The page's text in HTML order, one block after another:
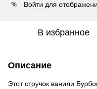
% Войти для
В избранное
Описание
Этот стручок ванили